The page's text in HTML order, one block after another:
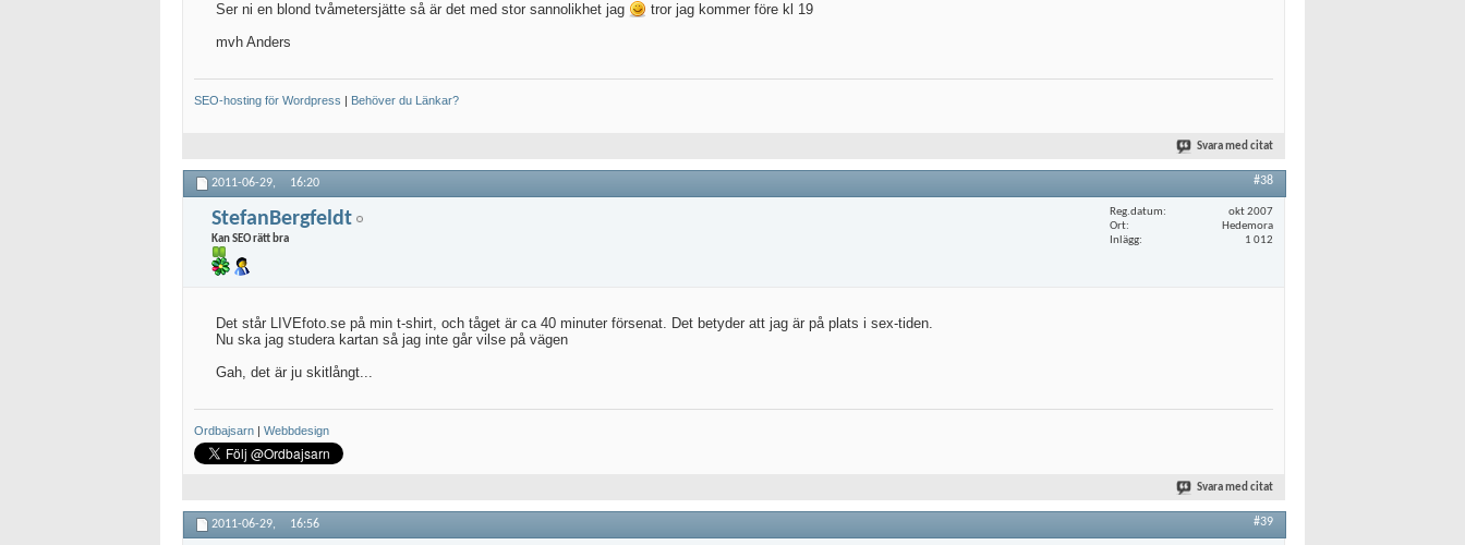
Ser ni en blond tvåmetersjätte så är det med stor sannolikhet jag
tror jag kommer före kl 19
mvh Anders
SEO-hosting för Wordpress | Behöver du Länkar?
Svara med citat
2011-06-29, 16:20 #38
StefanBergfeldt
Kan SEO rätt bra
Reg.datum
okt 2007
Ort
Hedemora
Inlägg
1 012
Det står LIVEfoto.se på min t-shirt, och tåget är ca 40 minuter försenat. Det betyder att jag är på plats i sex-tiden.
Nu ska jag studera kartan så jag inte går vilse på vägen
Gah, det är ju skitlångt...
Ordbajsarn | Webbdesign
Svara med citat
2011-06-29, 16:56 #39